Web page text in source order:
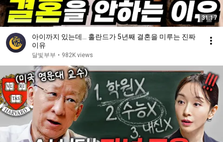
31:17
아이까지 있는데… 홀란드가 5년째 결혼을 미루는 진짜
이유
달빛부부 • 982K views